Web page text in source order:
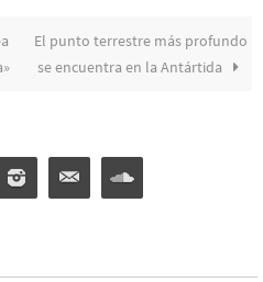
El punto terrestre más profundo
se encuentra en la Antártida